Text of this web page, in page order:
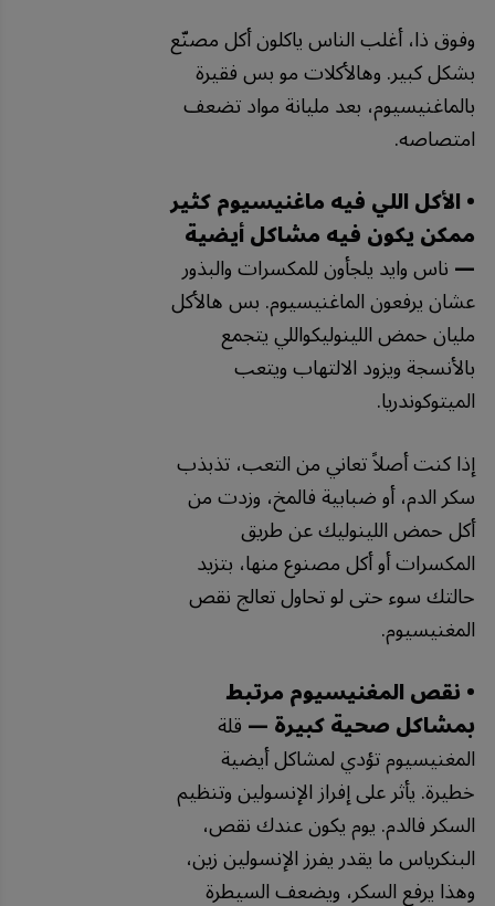
وفوق ذا، أغلب الناس ياكلون أكل مصنّع
بشكل كبير. وهالأكلات مو بس فقيرة
بالماغنيسيوم، بعد مليانة مواد تضعف
امتصاصه.
• الأكل اللي فيه ماغنيسيوم كثير
ممكن يكون فيه مشاكل أيضية
—ناس وايد يلجأون للمكسرات والبذور
عشان يرفعون الماغنيسيوم. بس هالأكل
مليان حمض اللينوليكواللي يتجمع
بالأنسجة ويزود الالتهاب ويتعب
الميتوكوندريا.
إذا كنت أصلاً تعاني من التعب، تذبذب
سكر الدم، أو ضبابية فالمخ، وزدت من
أكل حمض اللينوليك عن طريق
المكسرات أو أكل مصنوع منها، بتزيد
حالتك سوء حتى لو تحاول تعالج نقص
المغنيسيوم.
• نقص المغنيسيوم مرتبط
بمشاكل صحية كبيرة —قلة
المغنيسيوم تؤدي لمشاكل أيضية
خطيرة. يأثر على إفراز الإنسولين وتنظيم
السكر فالدم. يوم يكون عندك نقص،
البنكرياس ما يقدر يفرز الإنسولين زين،
وهذا يرفع السكر، ويضعف السيطرة